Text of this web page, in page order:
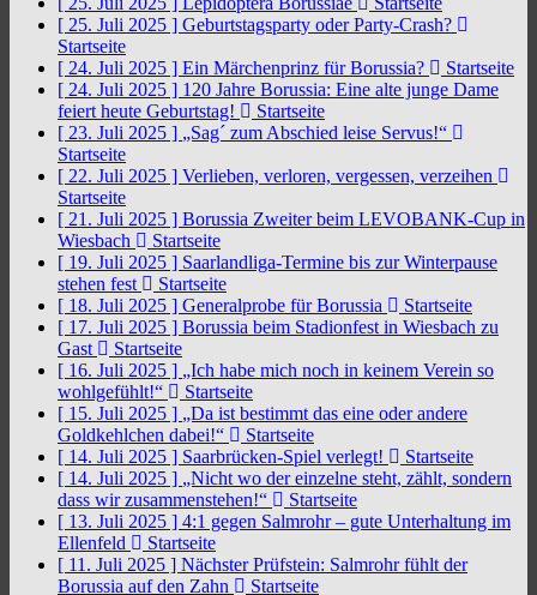
[ 25. Juli 2025 ] Geburtstagsparty oder Party-Crash?
Startseite
[ 24. Juli 2025 ] Ein Märchenprinz für Borussia?
Startseite
[ 24. Juli 2025 ] 120 Jahre Borussia: Eine alte junge Dame
feiert heute Geburtstag!
Startseite
[ 23. Juli 2025 ] „Sag´ zum Abschied leise Servus!“
Startseite
[ 22. Juli 2025 ] Verlieben, verloren, vergessen, verzeihen
Startseite
[ 21. Juli 2025 ] Borussia Zweiter beim LEVOBANK-Cup in
Wiesbach
Startseite
[ 19. Juli 2025 ] Saarlandliga-Termine bis zur Winterpause
stehen fest
Startseite
[ 18. Juli 2025 ] Generalprobe für Borussia
Startseite
[ 17. Juli 2025 ] Borussia beim Stadionfest in Wiesbach zu
Gast
Startseite
[ 16. Juli 2025 ] „Ich habe mich noch in keinem Verein so
wohlgefühlt!“
Startseite
[ 15. Juli 2025 ] „Da ist bestimmt das eine oder andere
Goldkehlchen dabei!“
Startseite
[ 14. Juli 2025 ] Saarbrücken-Spiel verlegt!
Startseite
[ 14. Juli 2025 ] „Nicht wo der einzelne steht, zählt, sondern
dass wir zusammenstehen!“
Startseite
[ 13. Juli 2025 ] 4:1 gegen Salmrohr – gute Unterhaltung im
Ellenfeld
Startseite
[ 11. Juli 2025 ] Nächster Prüfstein: Salmrohr fühlt der
Borussia auf den Zahn
Startseite